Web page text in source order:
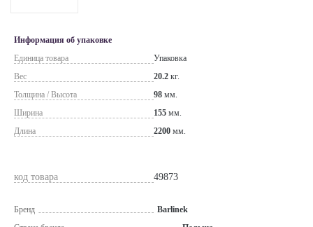
Информация об упаковке
Единица товара
Упаковка
Вес
20.2 кг.
Толщина / Высота
98 мм.
Ширина
155 мм.
Длина
2200 мм.
код товара 49873
Бренд
Barlinek